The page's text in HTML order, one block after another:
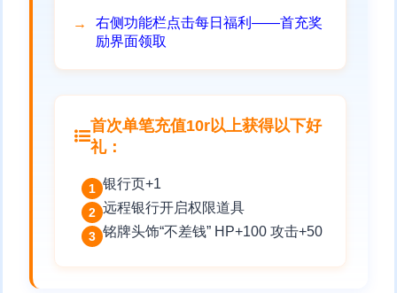
右侧功能栏点击每日福利——首充奖
励界面领取
首次单笔充值10r以上获得以下好
礼：
1 银行页+1
2 远程银行开启权限道具
3 铭牌头饰“不差钱” HP+100 攻击+50